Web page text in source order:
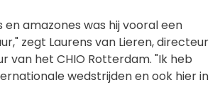
en amazones was hij vooral een
zegt Laurens van Lieren, directeur
van het CHIO Rotterdam. "Ik heb
wedstrijden en ook hier in